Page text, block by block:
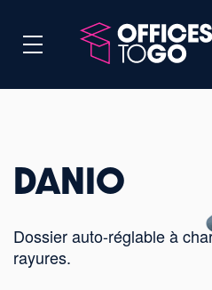
DANIO
Dossier auto-réglable à
rayures.